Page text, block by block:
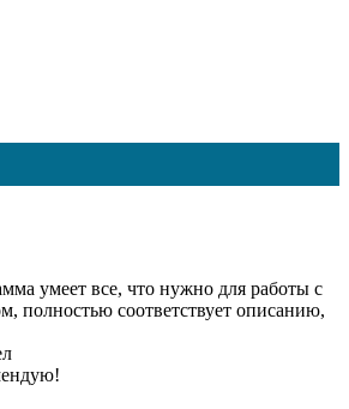
умеет все, что нужно для работы с
полностью соответствует описанию,